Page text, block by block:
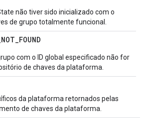
não tiver sido inicializado com o
de grupo totalmente funcional.
NOT_FOUND
com o ID global especificado não for
de chaves da plataforma.
da plataforma retornados pelas
de chaves da plataforma.